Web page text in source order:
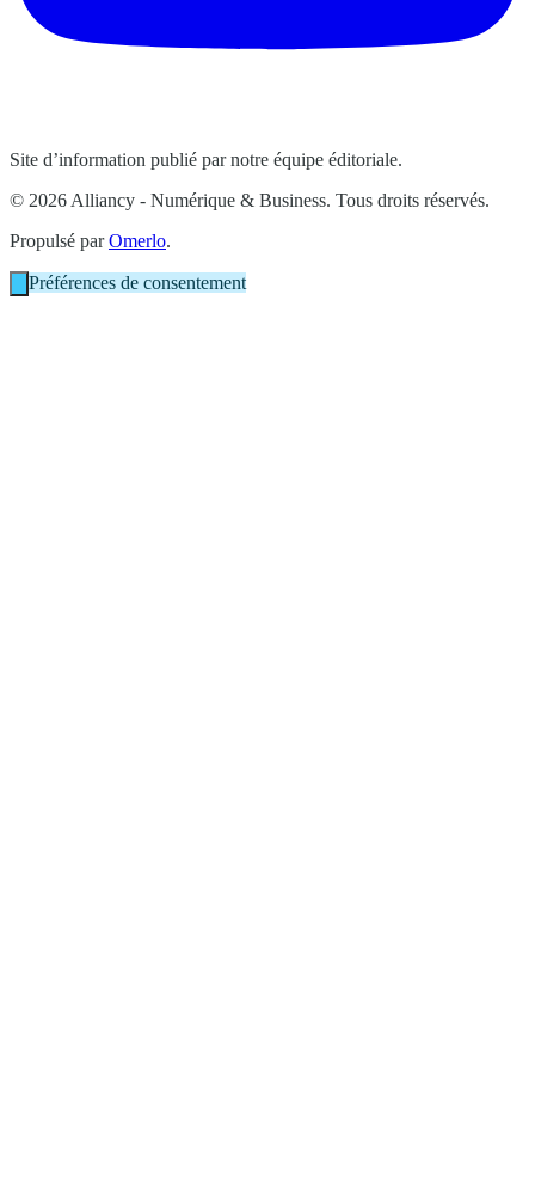
Site d’information publié par notre équipe éditoriale.
© 2026 Alliancy - Numérique & Business. Tous droits réservés.
Propulsé parOmerlo.
Préférences de consentement